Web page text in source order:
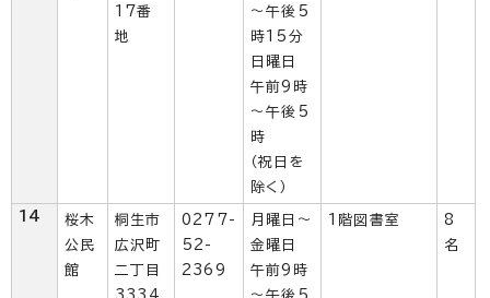
17番
地
～午後5
時15分
日曜日
午前9時
～午後5
時
（祝日を
除く）
14
桜木
公民
館
桐生市
広沢町
二丁目
0277-
52-
2369
月曜日～
金曜日
午前9時
1階図書室
8
名